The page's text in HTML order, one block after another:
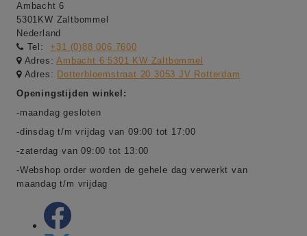
Ambacht 6
5301KW Zaltbommel
Nederland
Tel:
+31 (0)88 006 7600
Adres:Ambacht 6 5301 KW Zaltbommel
Adres: Dotterbloemstraat 20 3053 JV Rotterdam
Openingstijden winkel:
-maandag gesloten
-dinsdag t/m vrijdag van 09:00 tot 17:00
-zaterdag van 09:00 tot 13:00
-Webshop order worden de gehele dag verwerkt van
maandag t/m vrijdag